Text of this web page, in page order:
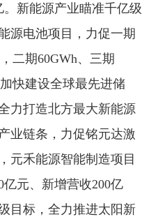
新能源产业瞄准千亿级
源电池项目，力促一期
二期60GWh、三期
快建设全球最先进储
力打造北方最大新能源
业链条，力促铭元达激
元禾能源智能制造项目
元、新增营收200亿
目标，全力推进太阳新